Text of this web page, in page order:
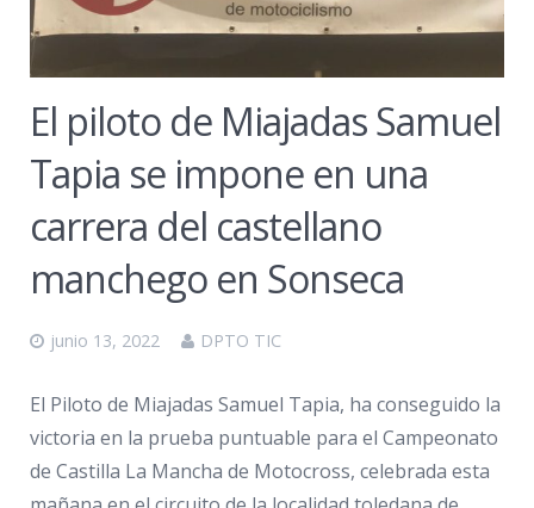
El piloto de Miajadas Samuel
Tapia se impone en una
carrera del castellano
manchego en Sonseca
junio 13, 2022 DPTO TIC
El Piloto de Miajadas Samuel Tapia, ha conseguido la
victoria en la prueba puntuable para el Campeonato
de Castilla La Mancha de Motocross, celebrada esta